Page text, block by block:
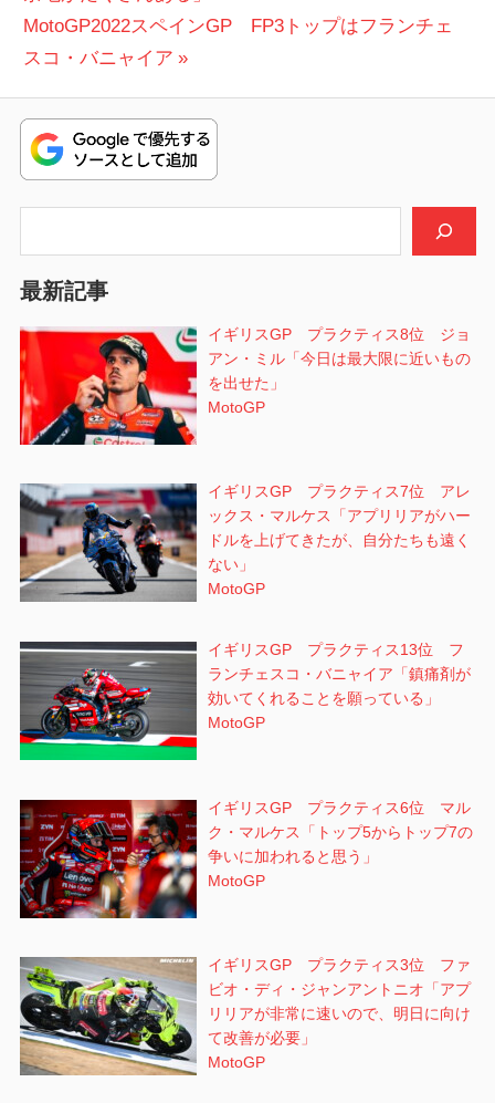
稿
ナ
ビ
ゲ
ー
ン
投
稿:
次
の
稿:
MotoGP2022スペインGP FP3トップはフランチェ
スコ・バニャイア
最新記事
イギリスGP プラクティス8位 ジョ
アン・ミル「今日は最大限に近いもの
を出せた」
MotoGP
イギリスGP プラクティス7位 アレ
ックス・マルケス「アプリリアがハー
ドルを上げてきたが、自分たちも遠く
ない」
MotoGP
イギリスGP プラクティス13位 フ
ランチェスコ・バニャイア「鎮痛剤が
効いてくれることを願っている」
MotoGP
イギリスGP プラクティス6位 マル
ク・マルケス「トップ5からトップ7の
争いに加われると思う」
MotoGP
イギリスGP プラクティス3位 ファ
ビオ・ディ・ジャンアントニオ「アプ
リリアが非常に速いので、明日に向け
て改善が必要」
MotoGP